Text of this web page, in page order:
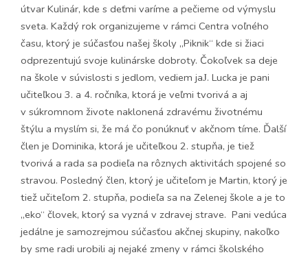
útvar Kulinár, kde s deťmi varíme a pečieme od výmyslu
sveta. Každý rok organizujeme v rámci Centra voľného
času, ktorý je súčasťou našej školy „Piknik“ kde si žiaci
odprezentujú svoje kulinárske dobroty. Čokoľvek sa deje
na škole v súvislosti s jedlom, vediem jaJ. Lucka je pani
učiteľkou 3. a 4. ročníka, ktorá je veľmi tvorivá a aj
v súkromnom živote naklonená zdravému životnému
štýlu a myslím si, že má čo ponúknuť v akčnom tíme. Ďalší
člen je Dominika, ktorá je učiteľkou 2. stupňa, je tiež
tvorivá a rada sa podieľa na rôznych aktivitách spojené so
stravou. Posledný člen, ktorý je učiteľom je Martin, ktorý je
tiež učiteľom 2. stupňa, podieľa sa na Zelenej škole a je to
„eko“ človek, ktorý sa vyzná v zdravej strave. Pani vedúca
jedálne je samozrejmou súčasťou akčnej skupiny, nakoľko
by sme radi urobili aj nejaké zmeny v rámci školského